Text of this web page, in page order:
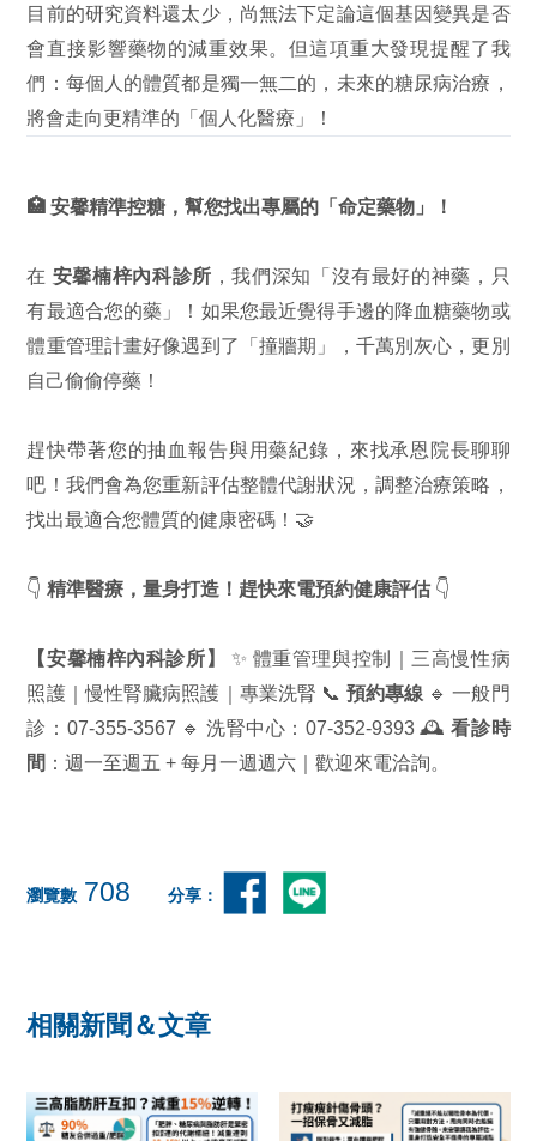
目前的研究資料還太少，尚無法下定論這個基因變異是否
會直接影響藥物的減重效果。但這項重大發現提醒了我
們：每個人的體質都是獨一無二的，未來的糖尿病治療，
將會走向更精準的「個人化醫療」！
🏥 安馨精準控糖，幫您找出專屬的「命定藥物」！
在 安馨楠梓內科診所 ，我們深知「沒有最好的神藥，只
有最適合您的藥」！如果您最近覺得手邊的降血糖藥物或
體重管理計畫好像遇到了「撞牆期」，千萬別灰心，更別
自己偷偷停藥！
趕快帶著您的抽血報告與用藥紀錄，來找承恩院長聊聊
吧！我們會為您重新評估整體代謝狀況，調整治療策略，
找出最適合您體質的健康密碼！🤝
👇精準醫療，量身打造！趕快來電預約健康評估👇
【安馨楠梓內科診所】
✨ 體重管理與控制｜三高慢性病
照護｜慢性腎臟病照護｜專業洗腎 📞 預約專線 🔹 一般門
診：07-355-3567 🔹 洗腎中心：07-352-9393 🕰️看診時
間 ：週一至週五 + 每月一週週六｜歡迎來電洽詢。
瀏覽數 708 分享：
相關新聞＆文章